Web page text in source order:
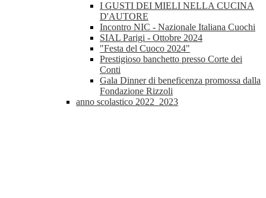
I GUSTI DEI MIELI NELLA CUCINA
D'AUTORE
Incontro NIC - Nazionale Italiana Cuochi
SIAL Parigi - Ottobre 2024
"Festa del Cuoco 2024"
Prestigioso banchetto presso Corte dei
Conti
Gala Dinner di beneficenza promossa dalla
Fondazione Rizzoli
anno scolastico 2022_2023